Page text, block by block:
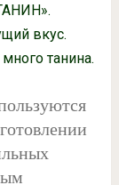
вкус.
танина.